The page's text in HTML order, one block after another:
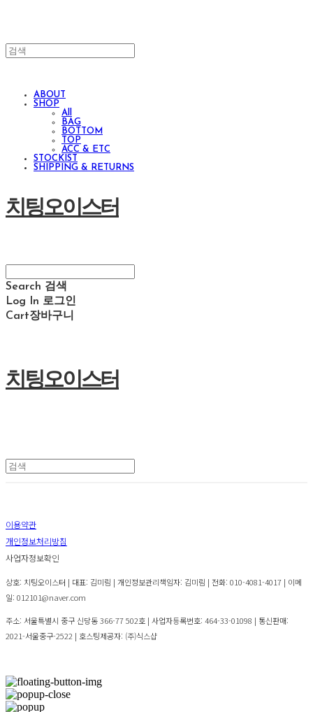
ABOUT
SHOP
All
BAG
BOTTOM
TOP
ACC & ETC
STOCKIST
SHIPPING & RETURNS
치팅오이스터
Search 검색
Log In 로그인
Cart장바구니
치팅오이스터
이용약관
개인정보처리방침
사업자정보확인
상호: 치팅오이스터 | 대표: 김미림 | 개인정보관리책임자: 김미림 | 전화: 010-4081-4017 | 이메
일: 012101@naver.com
주소: 서울특별시 중구 신당동 366-77 502호 | 사업자등록번호: 464-33-01098 | 통신판매:
2021-서울중구-2522 | 호스팅제공자: (주)식스샵